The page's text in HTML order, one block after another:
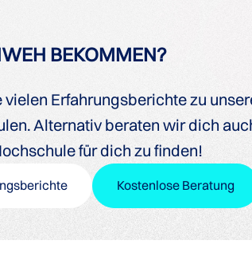
BEKOMMEN?
vielen Erfahrungsberichte zu
Alternativ beraten wir dich
für dich zu finden!
Kostenlose Beratung